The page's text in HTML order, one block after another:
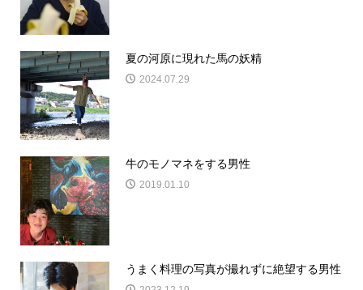
夏の河原に現れた馬の妖精
2024.07.29
牛のモノマネをする男性
2019.01.10
うまく料理の写真が撮れずに絶望する男性